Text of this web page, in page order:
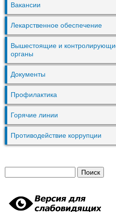
Вакансии
Лекарственное обеспечение
Вышестоящие и
органы
Документы
Профилактика
Горячие линии
Противодействие коррупции
Ф
о